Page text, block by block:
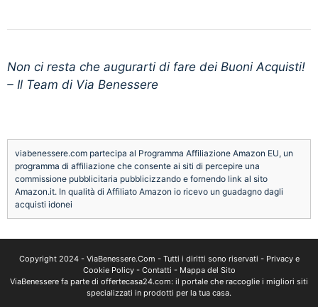
Non ci resta che augurarti di fare dei Buoni Acquisti!
– Il Team di Via Benessere
viabenessere.com partecipa al Programma Affiliazione Amazon EU, un
programma di affiliazione che consente ai siti di percepire una
commissione pubblicitaria pubblicizzando e fornendo link al sito
Amazon.it. In qualità di Affiliato Amazon io ricevo un guadagno dagli
acquisti idonei
Copyright 2024 - ViaBenessere.Com - Tutti i diritti sono riservati - Privacy e
Cookie Policy- Contatti - Mappa del Sito
ViaBenessere fa parte di offertecasa24.com: il portale che raccoglie i migliori siti
specializzati in prodotti per la tua casa.